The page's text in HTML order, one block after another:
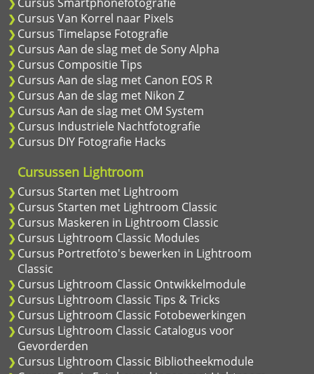
Cursus Van Korrel naar Pixels
Cursus Timelapse Fotografie
Cursus Aan de slag met de Sony Alpha
Cursus Compositie Tips
Cursus Aan de slag met Canon EOS R
Cursus Aan de slag met Nikon Z
Cursus Aan de slag met OM System
Cursus Industriele Nachtfotografie
Cursus DIY Fotografie Hacks
Cursussen Lightroom
Cursus Starten met Lightroom
Cursus Starten met Lightroom Classic
Cursus Maskeren in Lightroom Classic
Cursus Lightroom Classic Modules
Cursus Portretfoto's bewerken in Lightroom
Classic
Cursus Lightroom Classic Ontwikkelmodule
Cursus Lightroom Classic Tips & Tricks
Cursus Lightroom Classic Fotobewerkingen
Cursus Lightroom Classic Catalogus voor
Gevorderden
Cursus Lightroom Classic Bibliotheekmodule